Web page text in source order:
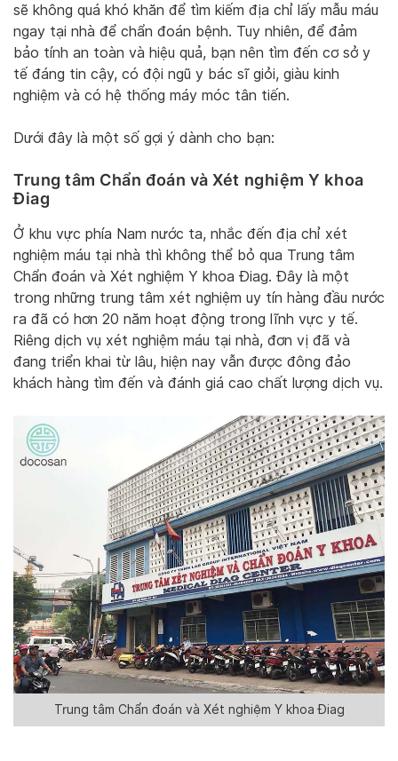
sẽ không quá khó khăn để tìm kiếm địa chỉ lấy mẫu máu
ngay tại nhà để chẩn đoán bệnh. Tuy nhiên, để đảm
bảo tính an toàn và hiệu quả, bạn nên tìm đến cơ sở y
tế đáng tin cậy, có đội ngũ y bác sĩ giỏi, giàu kinh
nghiệm và có hệ thống máy móc tân tiến.
Dưới đây là một số gợi ý dành cho bạn:
Trung tâm Chẩn đoán và Xét nghiệm Y khoa
Điag
Ở khu vực phía Nam nước ta, nhắc đến địa chỉ xét
nghiệm máu tại nhà thì không thể bỏ qua Trung tâm
Chẩn đoán và Xét nghiệm Y khoa Điag. Đây là một
trong những trung tâm xét nghiệm uy tín hàng đầu nước
ra đã có hơn 20 năm hoạt động trong lĩnh vực y tế.
Riêng dịch vụ xét nghiệm máu tại nhà, đơn vị đã và
đang triển khai từ lâu, hiện nay vẫn được đông đảo
khách hàng tìm đến và đánh giá cao chất lượng dịch vụ.
Trung tâm Chẩn đoán và Xét nghiệm Y khoa Điag